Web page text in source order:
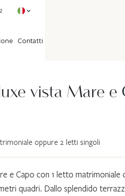
Contatti
vista Mare e
oppure 2 letti singoli
e Capo con 1 letto
quadri. Dallo splendido